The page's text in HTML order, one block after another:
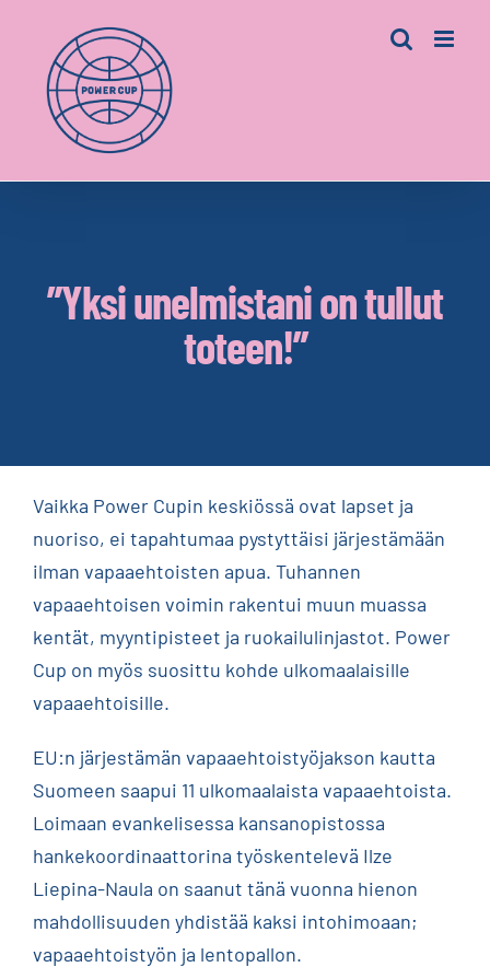
content
”Yksi unelmistani on tullut
toteen!”
Vaikka Power Cupin keskiössä ovat lapset ja
nuoriso, ei tapahtumaa pystyttäisi järjestämään
ilman vapaaehtoisten apua. Tuhannen
vapaaehtoisen voimin rakentui muun muassa
kentät, myyntipisteet ja ruokailulinjastot. Power
Cup on myös suosittu kohde ulkomaalaisille
vapaaehtoisille.
EU:n järjestämän vapaaehtoistyöjakson kautta
Suomeen saapui 11 ulkomaalaista vapaaehtoista.
Loimaan evankelisessa kansanopistossa
hankekoordinaattorina työskentelevä Ilze
Liepina-Naula on saanut tänä vuonna hienon
mahdollisuuden yhdistää kaksi intohimoaan;
vapaaehtoistyön ja lentopallon.